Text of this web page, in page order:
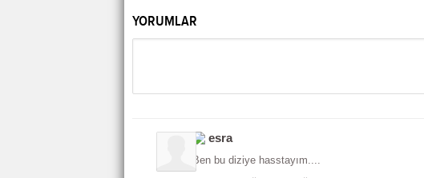
YORUMLAR
esra
Ben bu diziye hasstayım....